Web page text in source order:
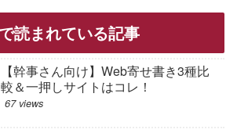
読まれている記事
【幹事さん向け】Web寄せ書き3種比
較＆一押しサイトはコレ！
67 views